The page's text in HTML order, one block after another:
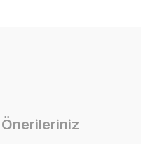
Önerileriniz